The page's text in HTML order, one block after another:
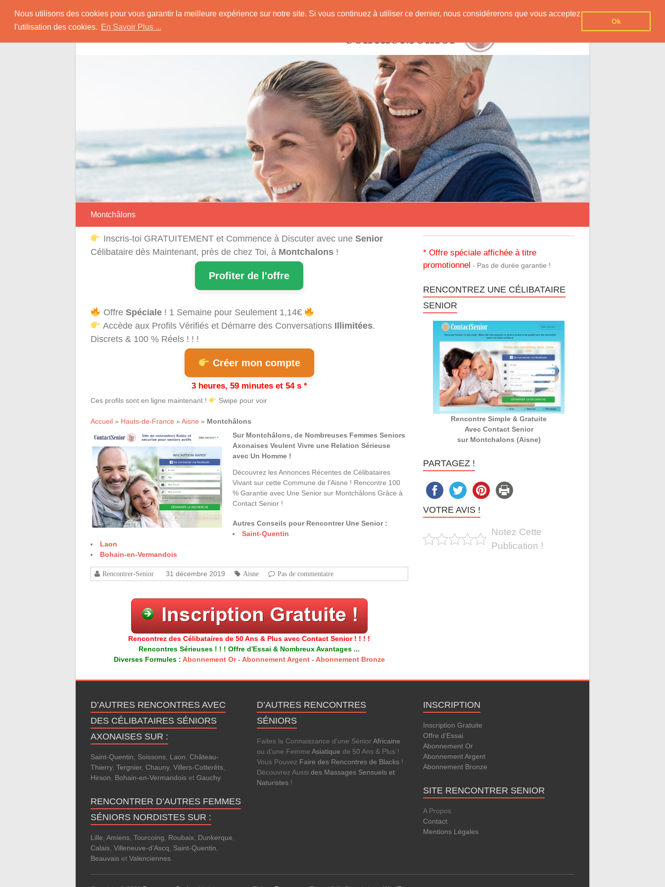
Nous utilisons des cookies pour vous garantir la meilleure expérience sur notre site. Si vous continuez à utiliser ce dernier, nous considérerons que vous acceptez
l'utilisation des cookies. En Savoir Plus ...
Ok
content
Rencontrer Senior
Conseils & Infos pour la Rencontre d'une Senior
Montchâlons
Inscris-toi GRATUITEMENT et Commence à Discuter avec une Senior
Célibataire dès Maintenant, près de chez Toi, à Montchalons !
Profiter de l'offre
Offre Spéciale! 1 Semaine pour Seulement 1,14€
Accède aux Profils Vérifiés et Démarre des Conversations Illimitées.
Discrets & 100 % Réels ! ! !
Créer mon compte
3 heures, 59 minutes et 53 s *
Ces profils sont en ligne maintenant ! Swipe pour voir
Accueil » Hauts-de-France » Aisne » Montchâlons
Sur Montchâlons, de Nombreuses Femmes Seniors
Axonaises Veulent Vivre une Relation Sérieuse
avec Un Homme !
Découvrez les Annonces Récentes de Célibataires
Vivant sur cette Commune de l’Aisne ! Rencontre 100
% Garantie avec Une Senior sur Montchâlons Grâce à
Contact Senior !
Autres Conseils pour Rencontrer Une Senior :
Saint-Quentin
Laon
Bohain-en-Vermandois
Rencontrer-Senior 31 décembre 2019 Aisne Pas de commentaire
Rencontrez des Célibataires de 50 Ans & Plus avec Contact Senior ! ! ! !
Rencontres Sérieuses ! ! ! Offre d'Essai & Nombreux Avantages ...
Diverses Formules : Abonnement Or- Abonnement Argent- Abonnement Bronze
* Offre spéciale affichée à titre
promotionnel - Pas de durée garantie !
RENCONTREZ UNE CÉLIBATAIRE
SENIOR
Rencontre Simple & Gratuite
Avec Contact Senior
sur Montchalons (Aisne)
PARTAGEZ !
VOTRE AVIS !
Notez Cette
Publication !
D’AUTRES RENCONTRES AVEC
DES CÉLIBATAIRES SÉNIORS
AXONAISES SUR :
Saint-Quentin Soissons Laon Château-
Thierry, Tergnier, Chauny, Villers-Cotterêts
Hirson
Bohain-en-Vermandois et Gauchy.
RENCONTRER D’AUTRES FEMMES
SÉNIORS NORDISTES SUR :
Lille Amiens Tourcoing Roubaix Dunkerque
Calais Villeneuve-d'Ascq Saint-Quentin
Beauvais et Valenciennes
D’AUTRES RENCONTRES
SÉNIORS
Faites la Connaissance d'une SéniorAfricaine
ou d'une Femme Asiatique de 50 Ans & Plus !
Vous Pouvez Faire des Rencontres de Blacks !
Découvrez Aussi des Massages Sensuels et
Naturistes !
INSCRIPTION
Inscription Gratuite
Offre d'Essai
Abonnement Or
Abonnement Argent
Abonnement Bronze
SITE RENCONTRER SENIOR
A Propos
Contact
Mentions Légales